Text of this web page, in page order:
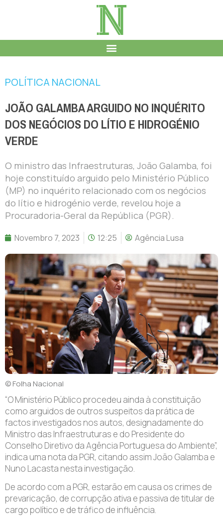
POLÍTICA NACIONAL
JOÃO GALAMBA ARGUIDO NO INQUÉRITO
DOS NEGÓCIOS DO LÍTIO E HIDROGÉNIO
VERDE
O ministro das Infraestruturas, João Galamba, foi
hoje constituído arguido pelo Ministério Público
(MP) no inquérito relacionado com os negócios
do lítio e hidrogénio verde, revelou hoje a
Procuradoria-Geral da República (PGR).
Novembro 7, 2023 12:25 Agência Lusa
© Folha Nacional
“O Ministério Público procedeu ainda à constituição
como arguidos de outros suspeitos da prática de
factos investigados nos autos, designadamente do
Ministro das Infraestruturas e do Presidente do
Conselho Diretivo da Agência Portuguesa do Ambiente”,
indica uma nota da PGR, citando assim João Galamba e
Nuno Lacasta nesta investigação.
De acordo com a PGR, estarão em causa os crimes de
prevaricação, de corrupção ativa e passiva de titular de
cargo político e de tráfico de influência.